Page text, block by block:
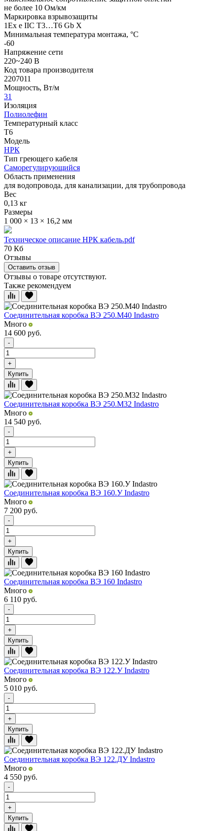
не более 10 Ом/км
Маркировка взрывозащиты
1Ex e IIC T3…T6 Gb X
Минимальная температура монтажа, °С
-60
Напряжение сети
220~240 В
Код товара производителя
2207011
Мощность, Вт/м
31
Изоляция
Полиолефин
Температурный класс
Т6
Модель
НРК
Тип греющего кабеля
Саморегулирующийся
Область применения
для водопровода, для канализации, для трубопровода
Вес
0,13 кг
Размеры
1 000 × 13 × 16,2 мм
Техническое описание НРК кабель.pdf
70 Кб
Отзывы
Оставить отзыв
Отзывы о товаре отсутствуют.
Также рекомендуем
Соединительная коробка ВЭ 250.М40 Indastro
Много
14 600 руб.
-
+
Купить
Соединительная коробка ВЭ 250.М32 Indastro
Много
14 540 руб.
-
+
Купить
Соединительная коробка ВЭ 160.У Indastro
Много
7 200 руб.
-
+
Купить
Соединительная коробка ВЭ 160 Indastro
Много
6 110 руб.
-
+
Купить
Соединительная коробка ВЭ 122.У Indastro
Много
5 010 руб.
-
+
Купить
Соединительная коробка ВЭ 122.ДУ Indastro
Много
4 550 руб.
-
+
Купить